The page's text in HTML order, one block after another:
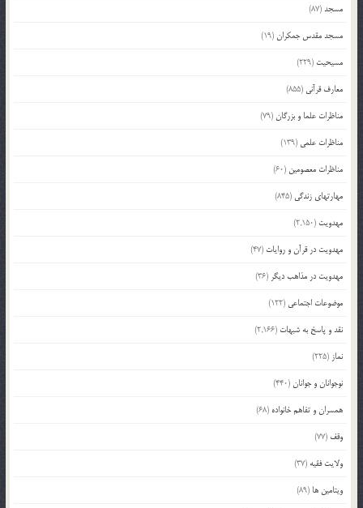
مسجد(87)
مسجد مقدس جمکران(19)
مسیحیت (229)
معارف قرآنی (855)
مناظرات علما و بزرگان(79)
مناظرات علمی (139)
مناظرات معصومین (60)
مهارتهای زندگی (845)
مهدویت (2,150)
مهدویت در قرآن و روایات (47)
مهدویت در مذاهب دیگر (36)
موضوعات اجتماعی (122)
نقد و پاسخ به شبهات (2,166)
نماز (225)
نوجوانان و جوانان(440)
همسران و تفاهم خانواده (68)
وقف (77)
ولایت فقیه (37)
ویتامین ها (89)